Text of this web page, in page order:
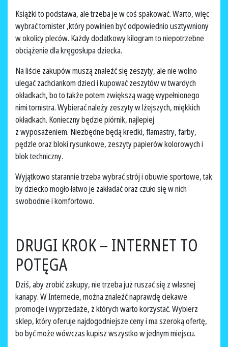
Książki to podstawa, ale trzeba je w coś spakować. Warto, więc
wybrać tornister ,który powinien być odpowiednio usztywniony
w okolicy pleców. Każdy dodatkowy kilogram to niepotrzebne
obciążenie dla kręgosłupa dziecka.
Na liście zakupów muszą znaleźć się zeszyty, ale nie wolno
ulegać zachciankom dzieci i kupować zeszytów w twardych
okładkach, bo to także potem zwiększą wagę wypełnionego
nimi tornistra. Wybierać należy zeszyty w lżejszych, miękkich
okładkach. Konieczny będzie piórnik, najlepiej
z wyposażeniem. Niezbędne będą kredki, flamastry, farby,
pędzle oraz bloki rysunkowe, zeszyty papierów kolorowych i
blok techniczny.
Wyjątkowo starannie trzeba wybrać strój i obuwie sportowe, tak
by dziecko mogło łatwo je zakładać oraz czuło się w nich
swobodnie i komfortowo.
DRUGI KROK – INTERNET TO
POTĘGA
Dziś, aby zrobić zakupy, nie trzeba już ruszać się z własnej
kanapy. W Internecie, można znaleźć naprawdę ciekawe
promocje i wyprzedaże, ż których warto korzystać. Wybierz
sklep, który oferuje najdogodniejsze ceny i ma szeroką ofertę,
bo być może wówczas kupisz wszystko w jednym miejscu.